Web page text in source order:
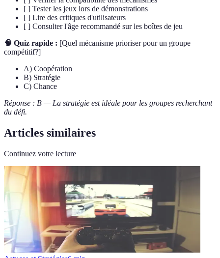
[ ] Tester les jeux lors de démonstrations
[ ] Lire des critiques d'utilisateurs
[ ] Consulter l'âge recommandé sur les boîtes de jeu
🧠 Quiz rapide : [Quel mécanisme prioriser pour un groupe
compétitif?]
A) Coopération
B) Stratégie
C) Chance
Réponse : B — La stratégie est idéale pour les groupes recherchant
du défi.
Articles similaires
Continuez votre lecture